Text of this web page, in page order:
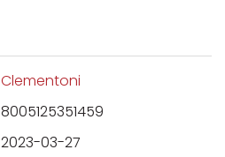
Clementoni
8005125351459
2023-03-27